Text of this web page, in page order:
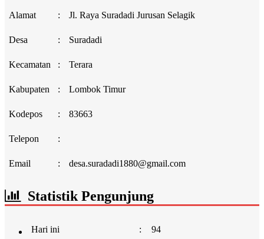
Alamat : Jl. Raya Suradadi Jurusan Selagik
Desa : Suradadi
Kecamatan : Terara
Kabupaten : Lombok Timur
Kodepos : 83663
Telepon :
Email : desa.suradadi1880@gmail.com
Statistik Pengunjung
Hari ini : 94